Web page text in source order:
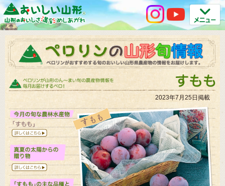
2023年7月25日掲載